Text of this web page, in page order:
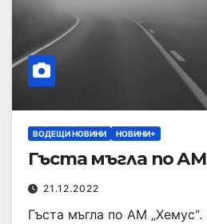
ВОДЕЩИ НОВИНИ НОВИНИ+
Гъста мъгла по АМ
21.12.2022
Гъста мъгла по АМ